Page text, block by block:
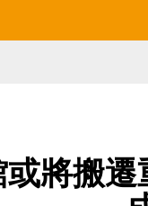
將搬遷